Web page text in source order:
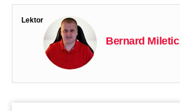
Lektor
Bernard Miletic